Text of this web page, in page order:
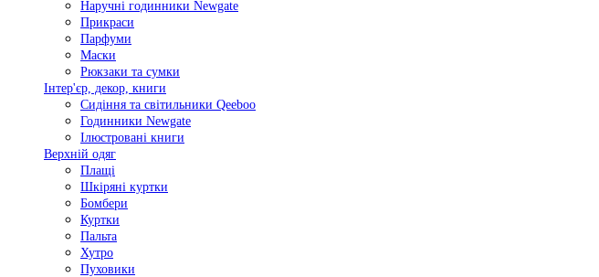
Наручні годинники Newgate
Прикраси
Парфуми
Маски
Рюкзаки та сумки
Інтер'єр, декор, книги
Сидіння та світильники Qeeboo
Годинники Newgate
Ілюстровані книги
Верхній одяг
Плащі
Шкіряні куртки
Бомбери
Куртки
Пальта
Хутро
Пуховики